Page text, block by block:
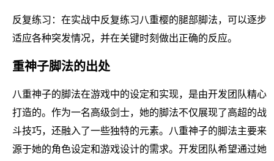
反复练习：在实战中反复练习八重樱的腿部脚法，可以逐步
适应各种突发情况，并在关键时刻做出正确的反应。
重神子脚法的出处
八重神子的脚法在游戏中的设定和实现，是由开发团队精心
打造的。作为一名高级剑士，她的脚法不仅展现了高超的战
斗技巧，还融入了一些独特的元素。八重神子的脚法主要来
源于她的角色设定和游戏设计的需求。开发团队希望通过她